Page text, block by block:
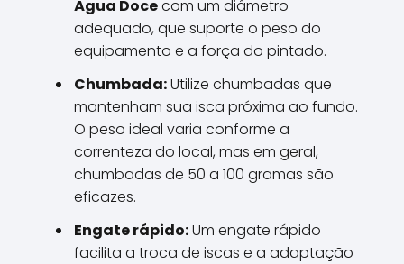
Água Docecom um diâmetro
adequado, que suporte o peso do
equipamento e a força do pintado.
Chumbada:Utilize chumbadas que
mantenham sua isca próxima ao fundo.
O peso ideal varia conforme a
correnteza do local, mas em geral,
chumbadas de 50 a 100 gramas são
eficazes.
Engate rápido:Um engate rápido
facilita a troca de iscas e a adaptação